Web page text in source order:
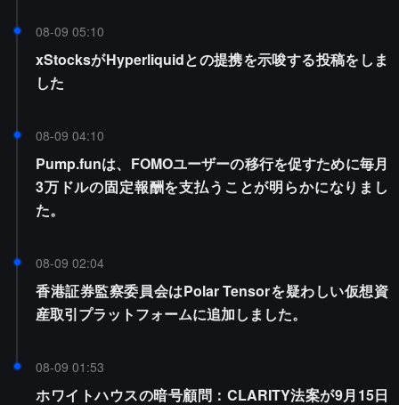
08-09 05:10
xStocksがHyperliquidとの提携を示唆する投稿をしま
した
08-09 04:10
Pump.funは、FOMOユーザーの移行を促すために毎月
3万ドルの固定報酬を支払うことが明らかになりまし
た。
08-09 02:04
香港証券監察委員会はPolar Tensorを疑わしい仮想資
産取引プラットフォームに追加しました。
08-09 01:53
ホワイトハウスの暗号顧問：CLARITY法案が9月15日